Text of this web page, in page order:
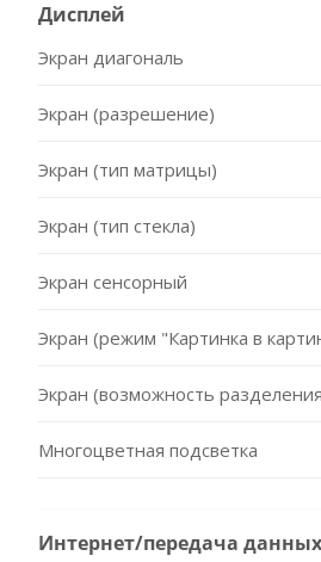
Дисплей
Экран диагональ
Экран (разрешение)
Экран (тип матрицы)
Экран (тип стекла)
Экран сенсорный
Экран (режим "Картинка в
Экран (возможность
Многоцветная подсветка
Интернет/передача данных